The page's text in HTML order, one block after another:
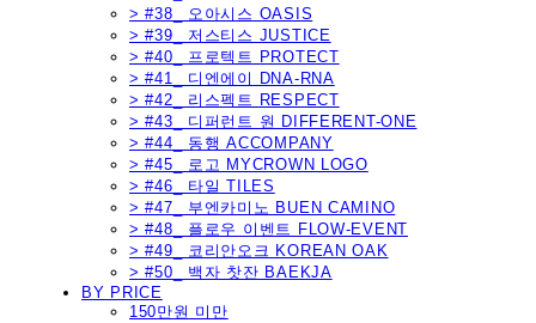
> #38_ 오아시스 OASIS
> #39_ 저스티스 JUSTICE
> #40_ 프로텍트 PROTECT
> #41_ 디엔에이 DNA-RNA
> #42_ 리스펙트 RESPECT
> #43_ 디퍼런트 원 DIFFERENT-ONE
> #44_ 동행 ACCOMPANY
> #45_ 로고 MYCROWN LOGO
> #46_ 타일 TILES
> #47_ 부엔카미노 BUEN CAMINO
> #48_ 플로우 이벤트 FLOW-EVENT
> #49_ 코리안오크 KOREAN OAK
> #50_ 백자 찻잔 BAEKJA
BY PRICE
150만원 미만